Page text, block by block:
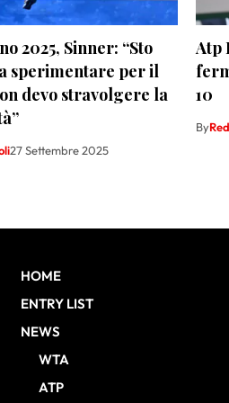
2025, Sinner: “Sto
sperimentare per il
devo stravolgere la
27 Settembre 2025
Atp
10
By
HOME
ENTRY LIST
NEWS
WTA
ATP